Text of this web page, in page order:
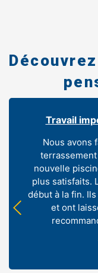
Travail
Nous avons
nouvelle
plus satisfaits.
début à la fin.
et ont